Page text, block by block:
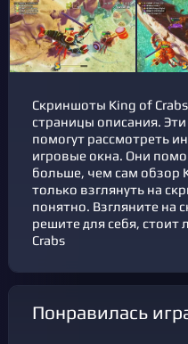
Скриншоты King of
страницы описания.
помогут рассмотреть
игровые окна. Они
больше, чем сам обзор
только взглянуть на
понятно. Взгляните на
решите для себя, стоит
Crabs
Понравилась